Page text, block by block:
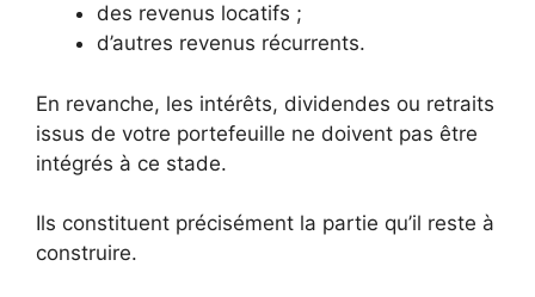
des revenus locatifs ;
d’autres revenus récurrents.
En revanche, les intérêts, dividendes ou retraits
issus de votre portefeuille ne doivent pas être
intégrés à ce stade.
Ils constituent précisément la partie qu’il reste à
construire.